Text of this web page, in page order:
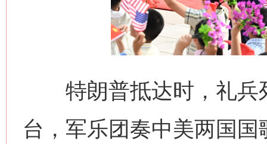
特朗普抵达时，礼兵
台，军乐团奏中美两国
网上购药对药下症？